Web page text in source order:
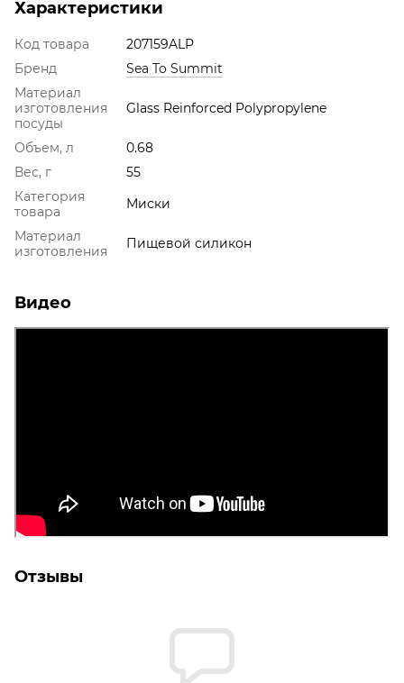
Характеристики
Код товара
207159ALP
Бренд
Sea To Summit
Материал
изготовления
посуды
Glass Reinforced Polypropylene
Объем, л
0.68
Вес, г
55
Категория
товара
Миски
Материал
изготовления
Пищевой силикон
Видео
Отзывы